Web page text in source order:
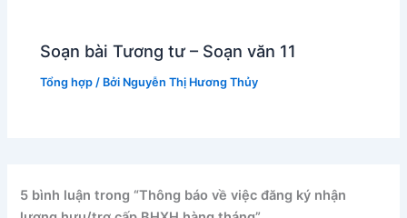
Soạn bài Tương tư – Soạn văn 11
Tổng hợp / Bởi Nguyễn Thị Hương Thủy
5 bình luận trong “Thông báo về việc đăng ký nhận